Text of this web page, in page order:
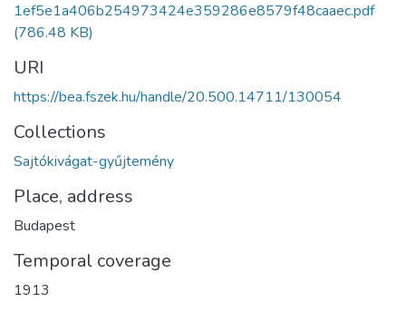
1ef5e1a406b254973424e359286e8579f48caaec.pdf
(786.48 KB)
URI
https://bea.fszek.hu/handle/20.500.14711/130054
Collections
Sajtókivágat-gyűjtemény
Place, address
Budapest
Temporal coverage
1913